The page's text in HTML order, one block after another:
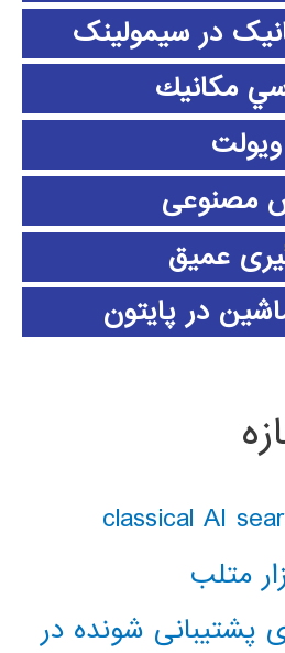
در سیمولینک
مكانيك
ویولت
مصنوعی
عمیق
در پایتون
متلب
پشتیبانی شونده در